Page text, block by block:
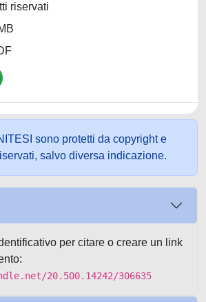
riservati
sono protetti da copyright e
salvo diversa indicazione.
per citare o creare un link
20.500.14242/306635